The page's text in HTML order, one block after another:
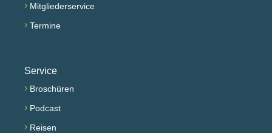
› Mitgliederservice
› Termine
Service
› Broschüren
› Podcast
› Reisen